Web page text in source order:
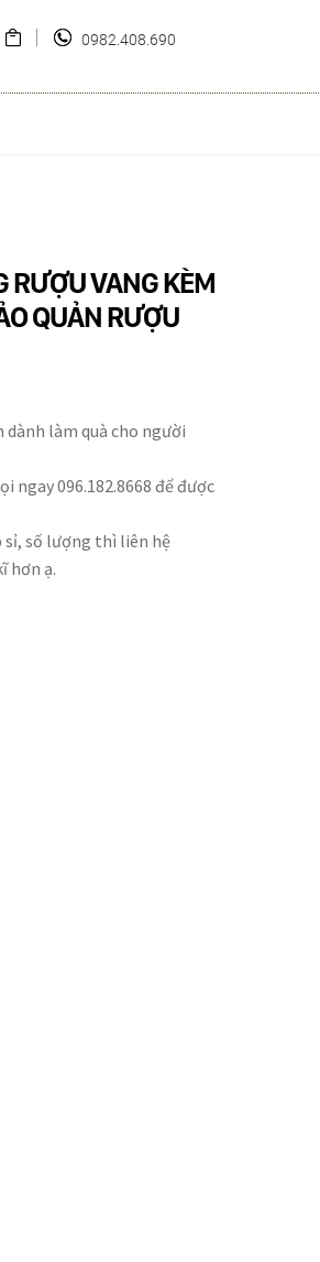
0982.408.690
RƯỢU VANG KÈM
QUẢN RƯỢU
làm quà cho người
ngay 096.182.8668 để được
sỉ, số lượng thì liên hệ
hơn ạ.